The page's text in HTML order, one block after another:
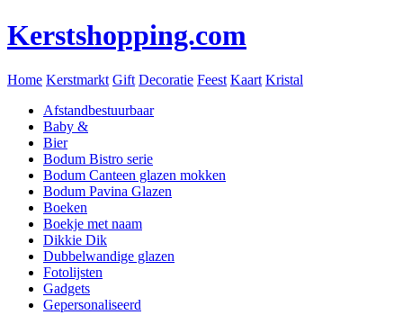
Kerstshopping.com
Home Kerstmarkt Gift Decoratie Feest Kaart Kristal
Afstandbestuurbaar
Baby &
Bier
Bodum Bistro serie
Bodum Canteen glazen mokken
Bodum Pavina Glazen
Boeken
Boekje met naam
Dikkie Dik
Dubbelwandige glazen
Fotolijsten
Gadgets
Gepersonaliseerd